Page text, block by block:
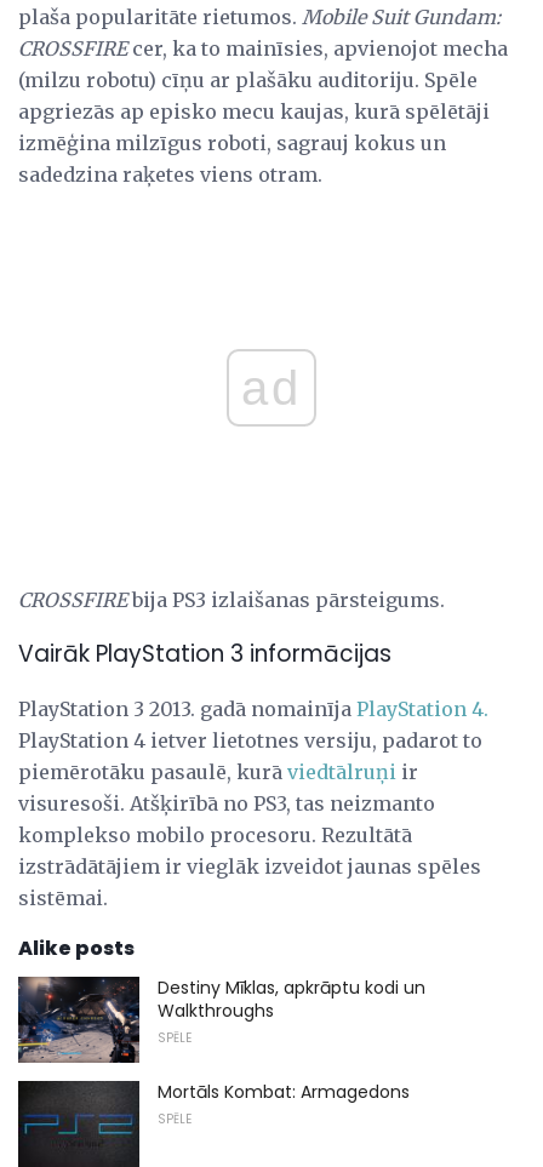
plaša popularitāte rietumos. Mobile Suit Gundam:
CROSSFIREcer, ka to mainīsies, apvienojot mecha
(milzu robotu) cīņu ar plašāku auditoriju. Spēle
apgriezās ap episko mecu kaujas, kurā spēlētāji
izmēģina milzīgus roboti, sagrauj kokus un
sadedzina raķetes viens otram.
ad
CROSSFIREbija PS3 izlaišanas pārsteigums.
Vairāk PlayStation 3 informācijas
PlayStation 3 2013. gadā nomainīja PlayStation 4.
PlayStation 4 ietver lietotnes versiju, padarot to
piemērotāku pasaulē, kurā viedtālruņi ir
visuresoši. Atšķirībā no PS3, tas neizmanto
komplekso mobilo procesoru. Rezultātā
izstrādātājiem ir vieglāk izveidot jaunas spēles
sistēmai.
Alike posts
Destiny Mīklas, apkrāptu kodi un
Walkthroughs
SPĒLE
Mortāls Kombat: Armagedons
SPĒLE